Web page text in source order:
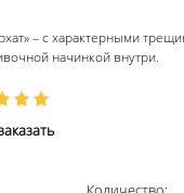
– с характерными
начинкой внутри.